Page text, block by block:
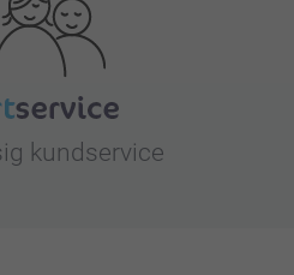
kundservice